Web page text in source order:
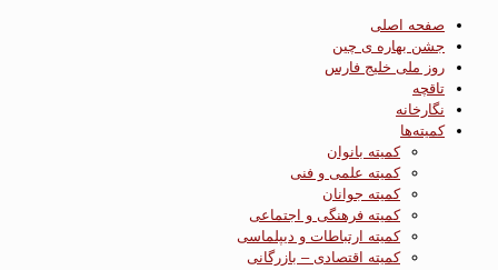
صفحه اصلی
جشن بهاره ی چین
روز ملی خلیج فارس
تاقچه
نگارخانه
کمیته‌ها
کمیته بانوان
کمیته علمی و فنی
کمیته جوانان
کمیته فرهنگی و اجتماعی
کمیته ارتباطات و دیپلماسی
کمیته اقتصادی – بازرگانی